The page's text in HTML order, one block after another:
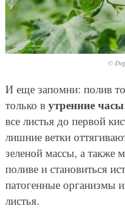
©
И еще запомни: полив
только в утренние часы
все листья до первой
лишние ветки
зеленой массы, а также
поливе и становиться
патогенные организмы
листья.